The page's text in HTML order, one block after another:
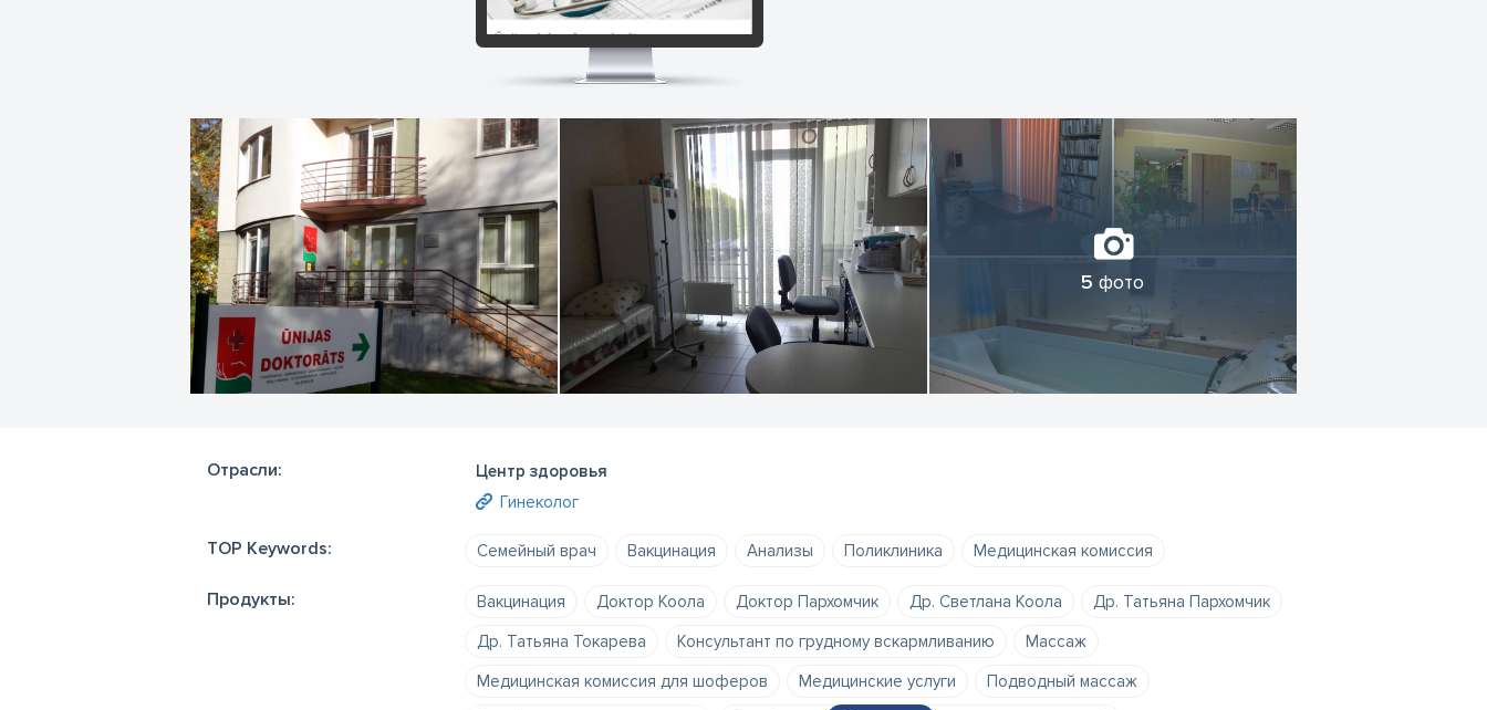
5 фото
Отрасли:
Центр здоровья
Гинеколог
TOP Keywords: Семейный врач Вакцинация Анализы Поликлиника Медицинская комиссия
Продукты: Вакцинация Доктор Коола Доктор Пархомчик Др. Светлана Коола
Др. Татьяна Пархомчик
Др. Татьяна Токарева
Консультант по грудному вскармливанию
Массаж
Медицинская комиссия для шоферов
Медицинские услуги
Подводный массаж